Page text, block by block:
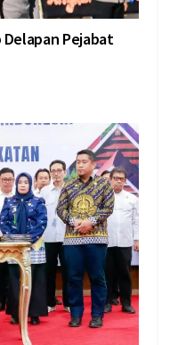
Pejabat